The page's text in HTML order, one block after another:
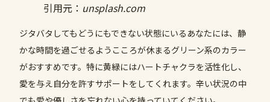
引用元： unsplash.com
ジタバタしてもどうにもできない状態にいるあなたには、静
かな時間を過ごせるようこころが休まるグリーン系のカラー
がおすすめです。特に黄緑にはハートチャクラを活性化し、
愛を与え自分を許すサポートをしてくれます。辛い状況の中